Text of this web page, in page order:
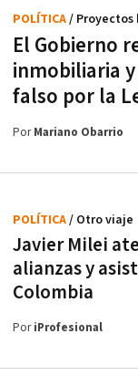
El Gobierno
inmobiliaria
falso por la
POLÍTICA/ Proyectos
PorMariano Obarrio
Javier Milei
alianzas y
Colombia
POLÍTICA/ Otro viaje
PoriProfesional